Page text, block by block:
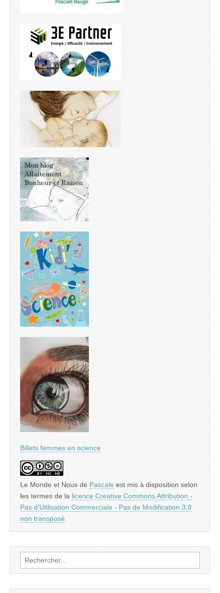
Billets femmes en science
Le Monde et Nous de Pascale est mis à disposition selon
les termes de la licence Creative Commons Attribution -
Pas d’Utilisation Commerciale - Pas de Modification 3.0
non transposé
Rechercher :